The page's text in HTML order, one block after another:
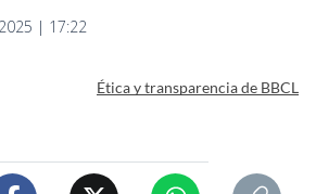
| 17:22
Ética y transparencia de BBCL